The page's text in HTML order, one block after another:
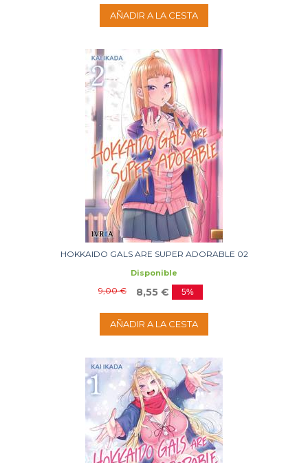
AÑADIR A LA CESTA
HOKKAIDO GALS ARE SUPER ADORABLE 02
Disponible
9,00 € 8,55 € 5%
AÑADIR A LA CESTA